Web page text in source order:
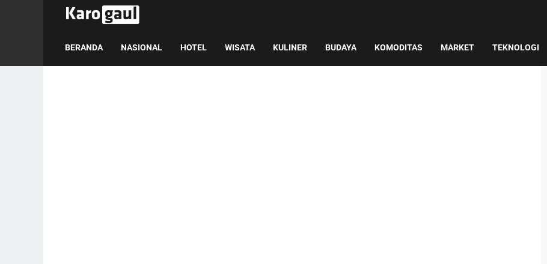
BERANDA NASIONAL HOTEL WISATA KULINER BUDAYA KOMODITAS MARKET TEKNOLOGI